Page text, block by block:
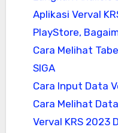
Aplikasi Verval
PlayStore,
Cara Melihat
SIGA
Cara Input Data
Cara Melihat
Verval KRS 2023